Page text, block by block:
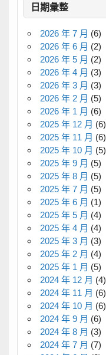
日期彙整
2026 年 7 月 (6)
2026 年 6 月 (2)
2026 年 5 月 (2)
2026 年 4 月 (3)
2026 年 3 月 (3)
2026 年 2 月 (5)
2026 年 1 月 (6)
2025 年 12 月 (6)
2025 年 11 月 (6)
2025 年 10 月 (5)
2025 年 9 月 (5)
2025 年 8 月 (5)
2025 年 7 月 (5)
2025 年 6 月 (1)
2025 年 5 月 (4)
2025 年 4 月 (4)
2025 年 3 月 (3)
2025 年 2 月 (4)
2025 年 1 月 (5)
2024 年 12 月 (4)
2024 年 11 月 (6)
2024 年 10 月 (6)
2024 年 9 月 (6)
2024 年 8 月 (3)
2024 年 7 月 (7)